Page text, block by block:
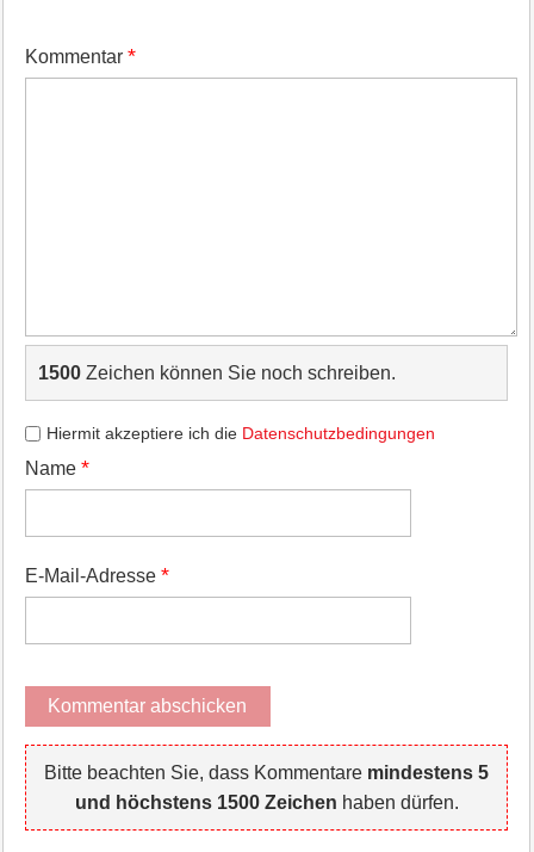
Kommentar *
1500Zeichen können Sie noch schreiben.
Hiermit akzeptiere ich die Datenschutzbedingungen
Name *
E-Mail-Adresse *
Bitte beachten Sie, dass Kommentare mindestens 5
und höchstens 1500 Zeichen haben dürfen.